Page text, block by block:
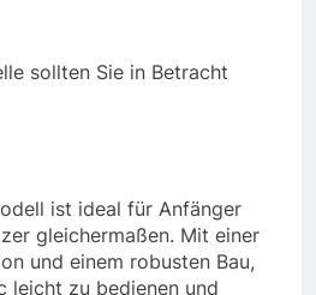
sollten Sie in Betracht
ist ideal für Anfänger
gleichermaßen. Mit einer
und einem robusten Bau,
leicht zu bedienen und